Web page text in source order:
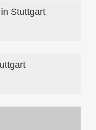
Stuttgart